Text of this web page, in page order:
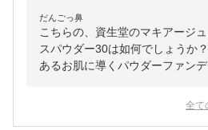
だんごっ鼻
こちらの、資生堂のマキアージ
スパウダー30は如何でしょうか
あるお肌に導くパウダーファンデ
全て